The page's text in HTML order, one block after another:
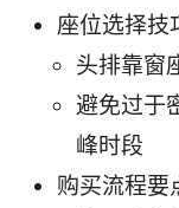
座位选择技
头排靠窗
避免过于
峰时段
购买流程要